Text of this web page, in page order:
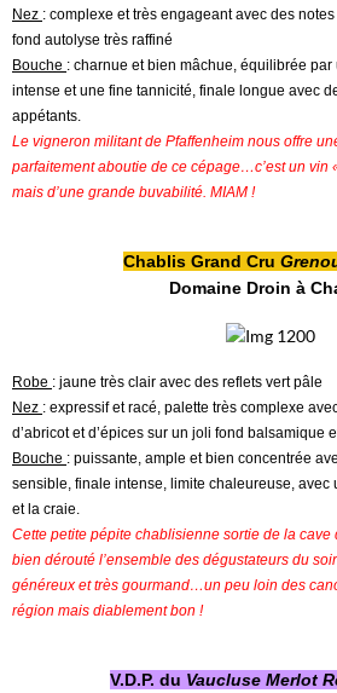
Nez : complexe et très engageant avec des
fond autolyse très raffiné
Bouche : charnue et bien mâchue, équilibrée
intense et une fine tannicité, finale longue avec
appétants.
Le vigneron militant de Pfaffenheim nous offre
parfaitement aboutie de ce cépage…c’est un vin
mais d’une grande buvabilité. MIAM !
Chablis Grand Cru
Domaine Droin à
Robe : jaune très clair avec des reflets vert pâle
Nez : expressif et racé, palette très complexe
d’abricot et d’épices sur un joli fond balsamique
Bouche : puissante, ample et bien concentrée
sensible, finale intense, limite chaleureuse,
et la craie.
Cette petite pépite chablisienne sortie de la cave
bien dérouté l’ensemble des dégustateurs du
généreux et très gourmand…un peu loin des
région mais diablement bon !
V.D.P. du Vaucluse Merlot